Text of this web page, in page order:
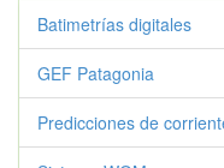
Batimetrías digitales
GEF Patagonia
Predicciones de